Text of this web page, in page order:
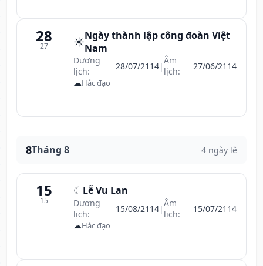
28
27 ☀️Ngày thành lập công đoàn Việt
Nam
Dương
lịch:
28/07/2114|Âm
lịch:
27/06/2114
☁Hắc đạo
8Tháng 8 4 ngày lễ
15
15
☾ Lễ Vu Lan
Dương
lịch:
15/08/2114|Âm
lịch:
15/07/2114
☁Hắc đạo